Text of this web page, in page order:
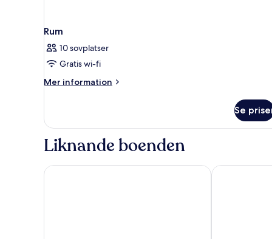
Rum
10 sovplatser
Gratis wi-fi
Mer information
Mer
Se
Liknande boenden
HOTEL AMBASSADOR NICE Hotel West